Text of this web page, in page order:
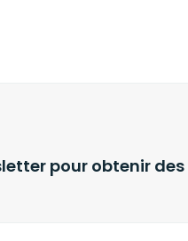
pour obtenir